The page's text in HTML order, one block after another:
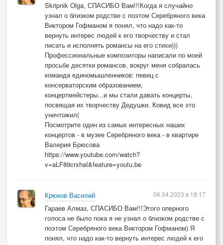
Skripnik Olga, СПАСИБО Вам!!!Когда я случайно
узнал о близком родстве с поэтом Серебряного века
Виктором Гофманом я понял, что надо как-то
вернуть интерес людей к его творчеству и стал
писать и исполнять романсы на его стихи)))
Профессиональные композиторы написали по моей
просьбе десятки романсов, вокруг меня собралась
команда единомышленников: певиц с
консерваторским образованием,
концертмейстеры...и мы стали давать концерты,
посвящая их творчеству Дедушки. Ковид все это
уничтожил(
Посмотрите один из самых интересных наших
концертов - в музее Серебряного века - в квартире
Валерия Брюсова
https://www.youtube.com/watch?
v=aLF89crxhaI&feature=youtu.be
Крюков Василий
Гараев Алмаз, СПАСИБО Вам!!!Этого оперного
голоса не было пока я не узнал о близком родстве с
поэтом Серебряного века Виктором Гофманом) Я
понял, что надо как-то вернуть интерес людей к его
06.04.2023 в 18:17